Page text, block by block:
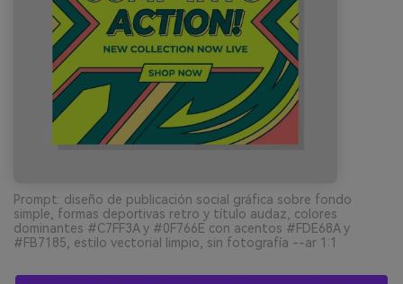
Prompt: diseño de publicación social gráfica sobre fondo
simple, formas deportivas retro y título audaz, colores
dominantes #C7FF3A y #0F766E con acentos #FDE68A y
#FB7185, estilo vectorial limpio, sin fotografía --ar 1:1